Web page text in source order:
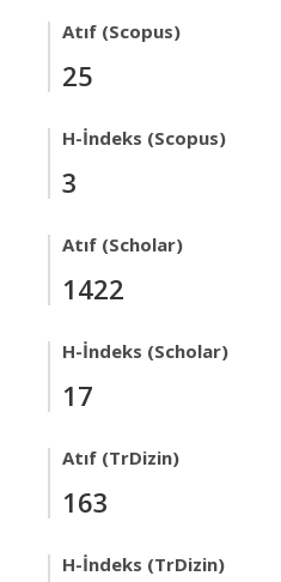
Atıf (Scopus)
25
H-İndeks (Scopus)
3
Atıf (Scholar)
1422
H-İndeks (Scholar)
17
Atıf (TrDizin)
163
H-İndeks (TrDizin)